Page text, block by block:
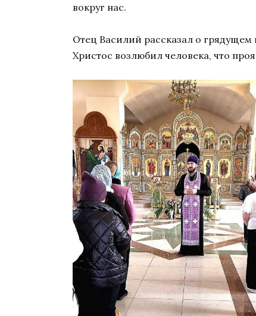
вокруг нас.
Отец Василий рассказал о грядущем
Христос возлюбил человека, что